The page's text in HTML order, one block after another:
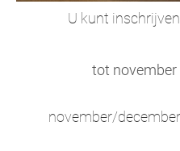
U kunt
tot november
november/